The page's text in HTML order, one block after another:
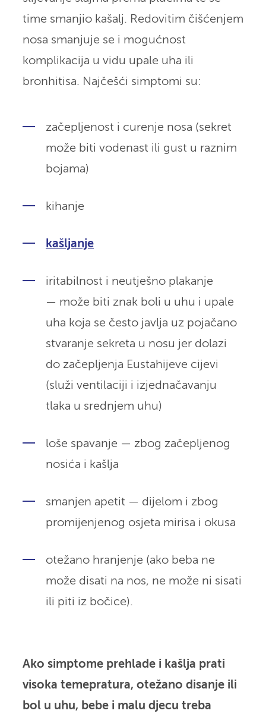
time smanjio kašalj. Redovitim čišćenjem
nosa smanjuje se i mogućnost
komplikacija u vidu upale uha ili
bronhitisa. Najčešći simptomi su:
začepljenost i curenje nosa (sekret
može biti vodenast ili gust u raznim
bojama)
kihanje
kašljanje
iritabilnost i neutješno plakanje
— može biti znak boli u uhu i upale
uha koja se često javlja uz pojačano
stvaranje sekreta u nosu jer dolazi
do začepljenja Eustahijeve cijevi
(služi ventilaciji i izjednačavanju
tlaka u srednjem uhu)
loše spavanje — zbog začepljenog
nosića i kašlja
smanjen apetit — dijelom i zbog
promijenjenog osjeta mirisa i okusa
otežano hranjenje (ako beba ne
može disati na nos, ne može ni sisati
ili piti iz bočice).
Ako simptome prehlade i kašlja prati
visoka temepratura, otežano disanje ili
bol u uhu, bebe i malu djecu treba